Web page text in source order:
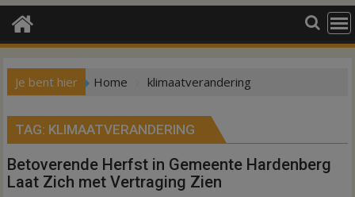
Je bent hier Home klimaatverandering
TAG: KLIMAATVERANDERING
Betoverende Herfst in Gemeente Hardenberg
Laat Zich met Vertraging Zien